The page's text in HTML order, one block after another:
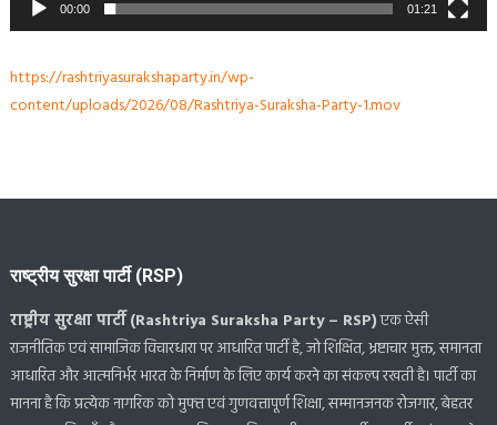
00:00 01:21
https://rashtriyasurakshaparty.in/wp-
content/uploads/2026/08/Rashtriya-Suraksha-Party-1.mov
राष्ट्रीय सुरक्षा पार्टी (RSP)
राष्ट्रीय सुरक्षा पार्टी (Rashtriya Suraksha Party – RSP)एक ऐसी
राजनीतिक एवं सामाजिक विचारधारा पर आधारित पार्टी है, जो शिक्षित, भ्रष्टाचार मुक्त, समानता
आधारित और आत्मनिर्भर भारत के निर्माण के लिए कार्य करने का संकल्प रखती है। पार्टी का
मानना है कि प्रत्येक नागरिक को मुफ्त एवं गुणवत्तापूर्ण शिक्षा, सम्मानजनक रोजगार, बेहतर